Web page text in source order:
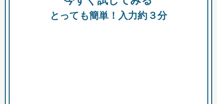
とっても簡単！入力約３分